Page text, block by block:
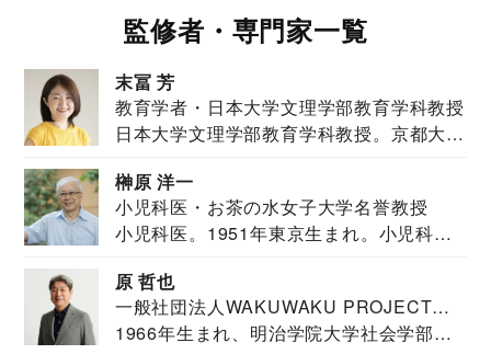
監修者・専門家一覧
末冨 芳
教育学者・日本大学文理学部教育学科教授
日本大学文理学部教育学科教授。京都大学
榊原 洋一
小児科医・お茶の水女子大学名誉教授
小児科医。1951年東京生まれ。小児科
原 哲也
一般社団法人WAKUWAKU PROJECT
JAPAN代表・言語聴覚士・社会福祉士
1966年生まれ、明治学院大学社会学部福